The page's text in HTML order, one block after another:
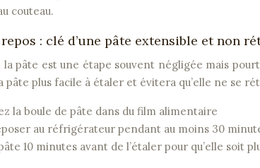
couteau.
: clé d’une pâte extensible et non
la pâte est une étape souvent négligée mais
pâte plus facile à étaler et évitera qu’elle ne se
la boule de pâte dans du film alimentaire
au réfrigérateur pendant au moins 30
10 minutes avant de l’étaler pour qu’elle soit